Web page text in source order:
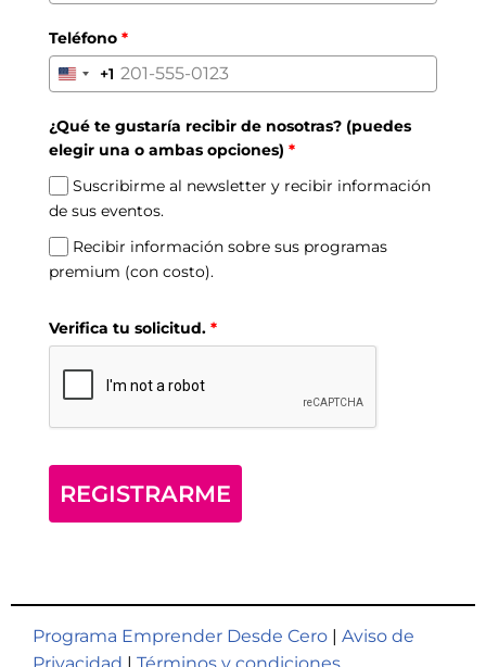
Teléfono *
United
+1
+1
¿Qué te gustaría recibir de nosotras? (puedes
elegir una o ambas opciones) *
Suscribirme al newsletter y recibir información
de sus eventos.
Recibir información sobre sus programas
premium (con costo).
Verifica tu solicitud. *
REGISTRARME
Programa Emprender Desde Cero | Aviso de